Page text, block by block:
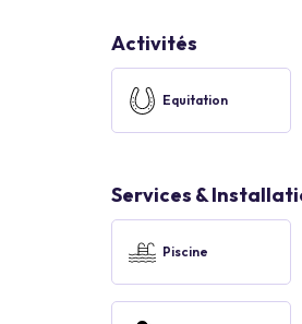
Activités
Equitation
Services &
Piscine